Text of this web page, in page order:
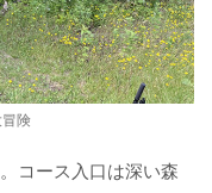
険
コース入口は深い森